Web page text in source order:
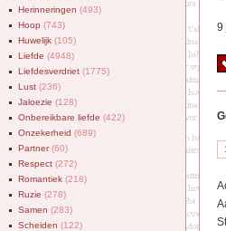
9
Herinneringen (493)
Hoop (743)
Huwelijk (105)
Liefde (4948)
Liefdesverdriet (1775)
Lust (236)
Jaloezie (128)
Onbereikbare liefde (422)
Onzekerheid (689)
Partner(60)
Respect (272)
Romantiek (218)
Ruzie (278)
Samen (283)
Scheiden (122)